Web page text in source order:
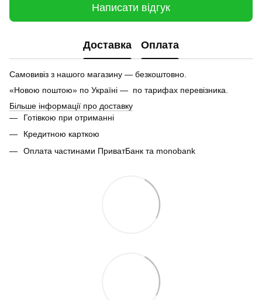
Написати відгук
Доставка Оплата
Самовивіз з нашого магазину — безкоштовно.
«Новою поштою» по Україні — по тарифах перевізника.
Більше інформації про доставку
Готівкою при отриманні
Кредитною карткою
Оплата частинами ПриватБанк та monobank